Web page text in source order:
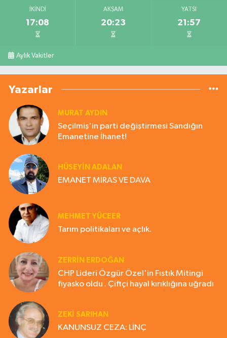
İKINDI
17:08
AKŞAM
20:23
YATSI
21:57
Aylık Vakitler
Yazarlar
MURAT AYDIN
Seçilmiş'in parti değiştirmesi Sandığın
Emanetine İhanet!
HÜSEYIN ADALAN
EMANET MİRAS VE DAVA
MEHMET YÜCEER
Tarım politikaları ve açlık.
ZERRIN ERDOĞAN
CHP Lideri Özgür Özel'in Fıstık Mitingi
fiyasko oldu . Çiftçi hayal kırıklığına uğradı
ZEKI SARIHAN
KANUNSUZ CEZA: LİNÇ